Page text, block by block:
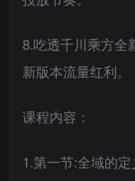
8.吃透千川乘方全
新版本流量红利。
课程内容：
1.第一节:全域的